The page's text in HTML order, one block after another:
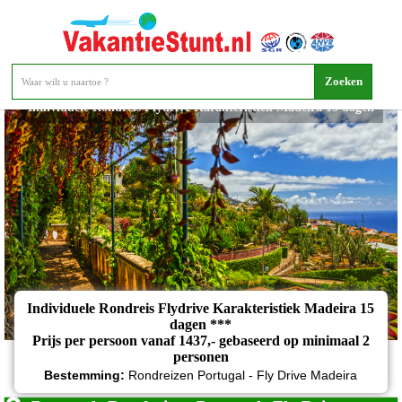
Individuele Rondreis Flydrive Karakteristiek Madeira 15 dagen
Individuele Rondreis Flydrive Karakteristiek Madeira 15
dagen ***
Prijs per persoon vanaf 1437,- gebaseerd op minimaal 2
personen
Bestemming: Rondreizen Portugal - Fly Drive Madeira